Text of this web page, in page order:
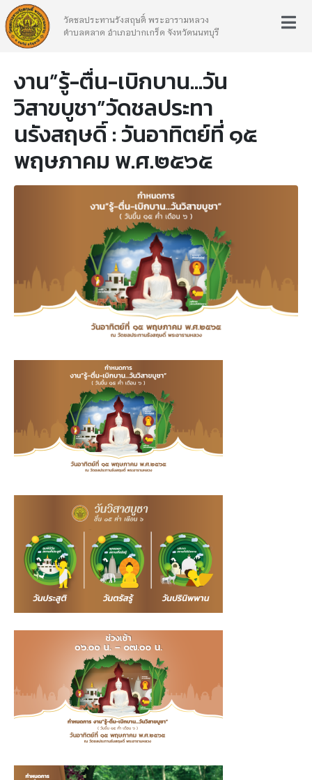
วัดชลประทานรังสฤษดิ์ พระอารามหลวง
ตำบลตลาด อำเภอปากเกร็ด จังหวัดนนทบุรี
งาน”รู้-ตื่น-เบิกบาน…วัน
วิสาขบูชา”วัดชลประทา
นรังสฤษดิ์ : วันอาทิตย์ที่ ๑๕
พฤษภาคม พ.ศ.๒๕๖๕